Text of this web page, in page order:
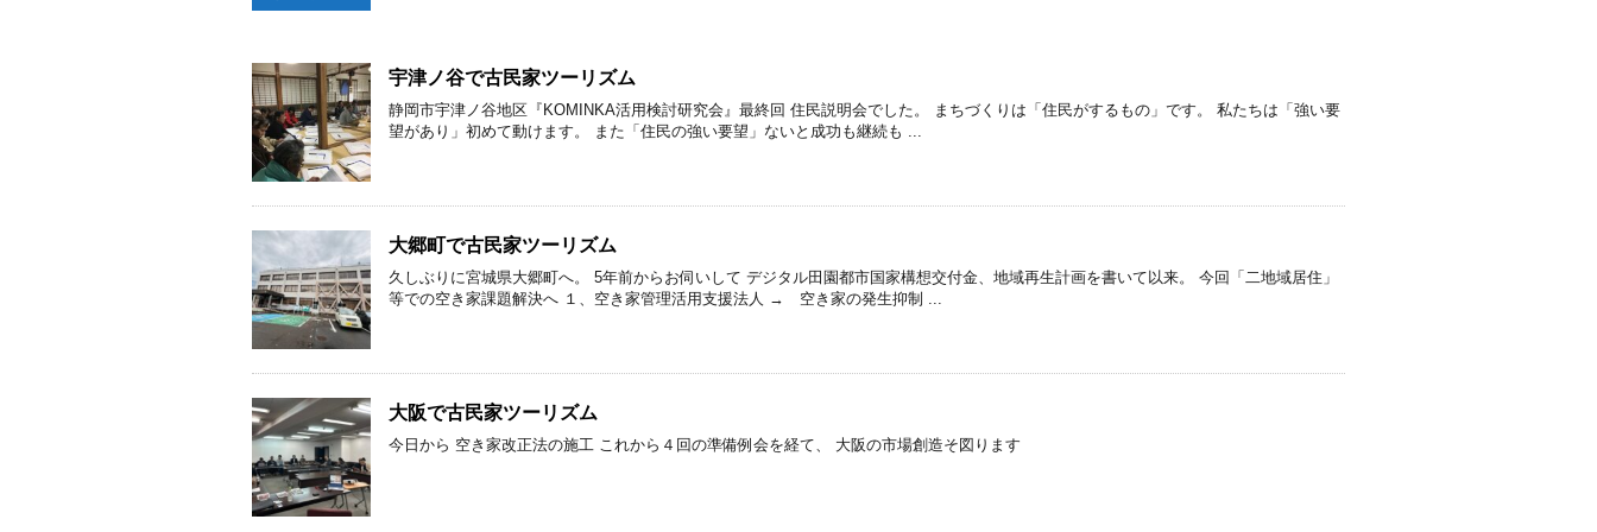
宇津ノ谷で古民家ツーリズム
静岡市宇津ノ谷地区『KOMINKA活用検討研究会』最終回 住民説明会でした。 まちづくりは「住民がするもの」です。 私たちは「強い要
望があり」初めて動けます。 また「住民の強い要望」ないと成功も継続も ...
大郷町で古民家ツーリズム
久しぶりに宮城県大郷町へ。 5年前からお伺いして デジタル田園都市国家構想交付金、地域再生計画を書いて以来。 今回「二地域居住」
等での空き家課題解決へ １、空き家管理活用支援法人 → 空き家の発生抑制 ...
大阪で古民家ツーリズム
今日から 空き家改正法の施工 これから４回の準備例会を経て、 大阪の市場創造そ図ります